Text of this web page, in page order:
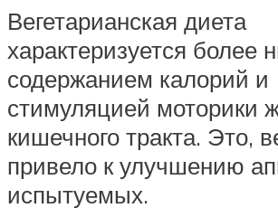
Вегетарианская диета
характеризуется более
содержанием калорий и
стимуляцией моторики
кишечного тракта. Это,
привело к улучшению
испытуемых.